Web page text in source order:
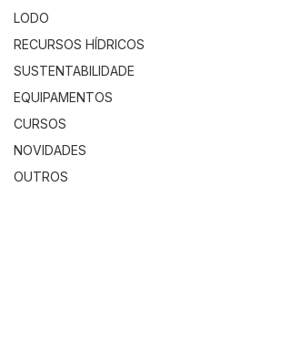
LODO
RECURSOS HÍDRICOS
SUSTENTABILIDADE
EQUIPAMENTOS
CURSOS
NOVIDADES
OUTROS